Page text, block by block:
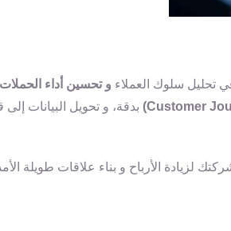
و تحسين أداء
بدقة، و تحويل البيانات
لزيادة الأرباح و بناء علاقات طويلة